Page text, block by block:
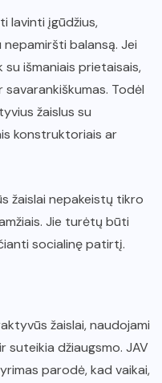
lavinti įgūdžius,
balansą. Jei
išmaniais prietaisais,
Todėl
žaislus su
konstruktoriais ar
žaislai nepakeistų tikro
Jie turėtų būti
socialinę patirtį.
žaislai, naudojami
suteikia džiaugsmo. JAV
parodė, kad vaikai,